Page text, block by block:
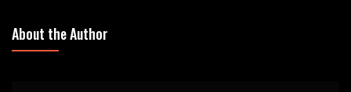
About the Author